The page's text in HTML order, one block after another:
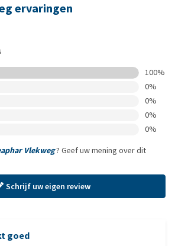
ervaringen
100%
0%
0%
0%
0%
Vlekweg? Geef uw mening over dit
Schrijf uw eigen review
goed